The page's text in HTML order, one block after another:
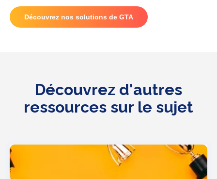
Découvrez nos solutions de GTA
Découvrez d'autres
ressources sur le sujet